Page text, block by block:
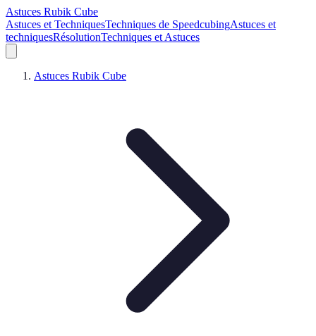
Astuces Rubik Cube
Astuces et TechniquesTechniques de SpeedcubingAstuces et
techniquesRésolutionTechniques et Astuces
Astuces Rubik Cube